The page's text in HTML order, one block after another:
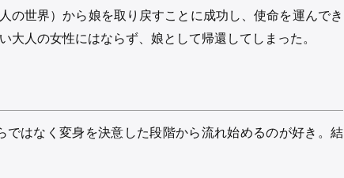
の世界）から娘を取り戻すことに成功し、使命を運んでき
人の女性にはならず、娘として帰還してしまった。
はなく変身を決意した段階から流れ始めるのが好き。結